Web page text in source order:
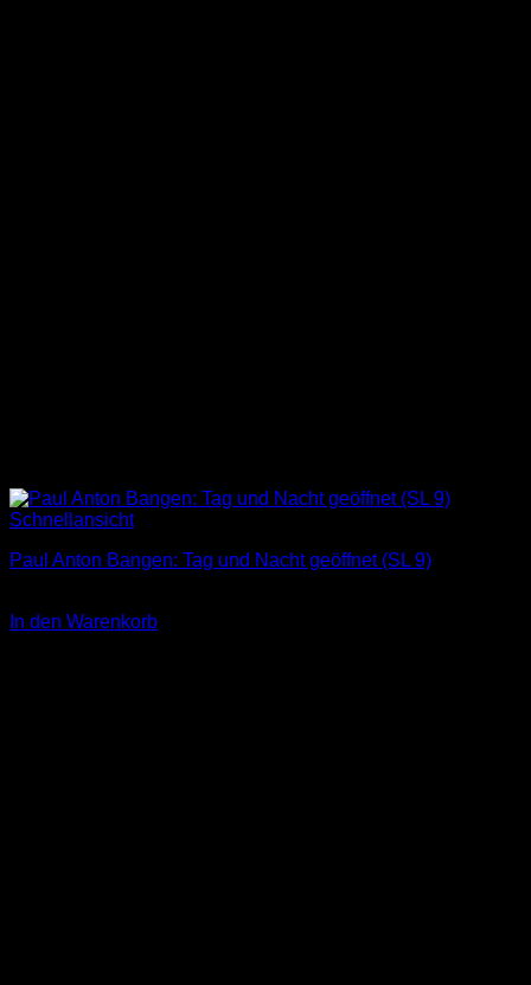
Schnellansicht
Paul Anton Bangen: Tag und Nacht geöffnet (SL 9)
In den Warenkorb